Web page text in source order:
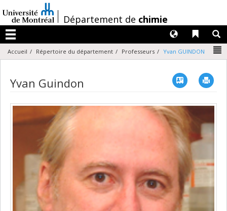
au
contenu
/Département de chimie
Menu
Liens
Langues
Accueil Répertoire du département Professeurs Yvan GUINDON
Yvan Guindon Vcard